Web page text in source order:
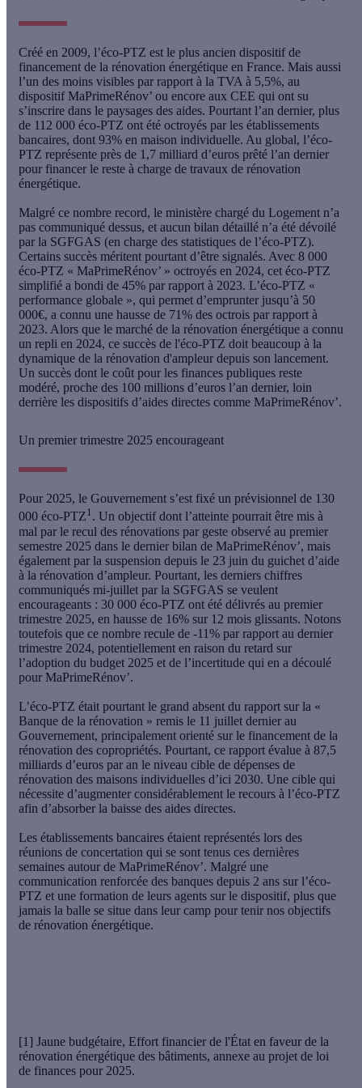
Créé en 2009, l’éco-PTZ est le plus ancien dispositif de
financement de la rénovation énergétique en France. Mais aussi
l’un des moins visibles par rapport à la TVA à 5,5%, au
dispositif MaPrimeRénov’ ou encore aux CEE qui ont su
s’inscrire dans le paysages des aides. Pourtant l’an dernier, plus
de 112 000 éco-PTZ ont été octroyés par les établissements
bancaires, dont 93% en maison individuelle. Au global, l’éco-
PTZ représente près de 1,7 milliard d’euros prêté l’an dernier
pour financer le reste à charge de travaux de rénovation
énergétique.
Malgré ce nombre record, le ministère chargé du Logement n’a
pas communiqué dessus, et aucun bilan détaillé n’a été dévoilé
par la SGFGAS (en charge des statistiques de l’éco-PTZ).
Certains succès méritent pourtant d’être signalés. Avec 8 000
éco-PTZ « MaPrimeRénov’ » octroyés en 2024, cet éco-PTZ
simplifié a bondi de 45% par rapport à 2023. L’éco-PTZ «
performance globale », qui permet d’emprunter jusqu’à 50
000€, a connu une hausse de 71% des octrois par rapport à
2023. Alors que le marché de la rénovation énergétique a connu
un repli en 2024, ce succès de l'éco-PTZ doit beaucoup à la
dynamique de la rénovation d'ampleur depuis son lancement.
Un succès dont le coût pour les finances publiques reste
modéré, proche des 100 millions d’euros l’an dernier, loin
derrière les dispositifs d’aides directes comme MaPrimeRénov’.
Un premier trimestre 2025 encourageant
Pour 2025, le Gouvernement s’est fixé un prévisionnel de 130
000 éco-PTZ1. Un objectif dont l’atteinte pourrait être mis à
mal par le recul des rénovations par geste observé au premier
semestre 2025 dans le dernier bilan de MaPrimeRénov’, mais
également par la suspension depuis le 23 juin du guichet d’aide
à la rénovation d’ampleur. Pourtant, les derniers chiffres
communiqués mi-juillet par la SGFGAS se veulent
encourageants : 30 000 éco-PTZ ont été délivrés au premier
trimestre 2025, en hausse de 16% sur 12 mois glissants. Notons
toutefois que ce nombre recule de -11% par rapport au dernier
trimestre 2024, potentiellement en raison du retard sur
l’adoption du budget 2025 et de l’incertitude qui en a découlé
pour MaPrimeRénov’.
L’éco-PTZ était pourtant le grand absent du rapport sur la «
Banque de la rénovation » remis le 11 juillet dernier au
Gouvernement, principalement orienté sur le financement de la
rénovation des copropriétés. Pourtant, ce rapport évalue à 87,5
milliards d’euros par an le niveau cible de dépenses de
rénovation des maisons individuelles d’ici 2030. Une cible qui
nécessite d’augmenter considérablement le recours à l’éco-PTZ
afin d’absorber la baisse des aides directes.
Les établissements bancaires étaient représentés lors des
réunions de concertation qui se sont tenus ces dernières
semaines autour de MaPrimeRénov’. Malgré une
communication renforcée des banques depuis 2 ans sur l’éco-
PTZ et une formation de leurs agents sur le dispositif, plus que
jamais la balle se situe dans leur camp pour tenir nos objectifs
de rénovation énergétique.
[1] Jaune budgétaire, Effort financier de l'État en faveur de la
rénovation énergétique des bâtiments, annexe au projet de loi
de finances pour 2025.